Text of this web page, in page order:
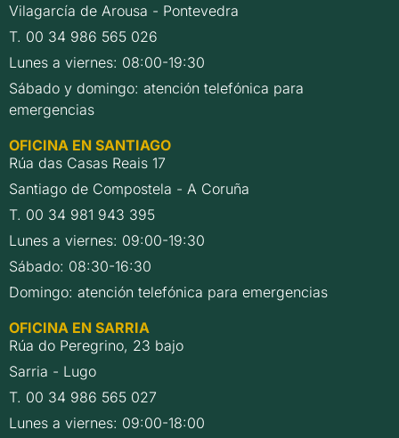
Vilagarcía de Arousa - Pontevedra
T. 00 34 986 565 026
Lunes a viernes: 08:00-19:30
Sábado y domingo: atención telefónica para
emergencias
OFICINA EN SANTIAGO
Rúa das Casas Reais 17
Santiago de Compostela - A Coruña
T. 00 34 981 943 395
Lunes a viernes: 09:00-19:30
Sábado: 08:30-16:30
Domingo: atención telefónica para emergencias
OFICINA EN SARRIA
Rúa do Peregrino, 23 bajo
Sarria - Lugo
T. 00 34 986 565 027
Lunes a viernes: 09:00-18:00